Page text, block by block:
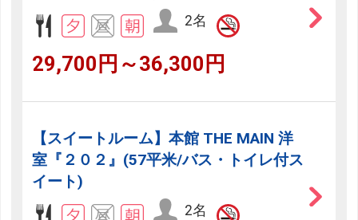
2名
29,700円～36,300円
【スイートルーム】本館 THE MAIN 洋
室『２０２』(57平米/バス・トイレ付ス
イート)
2名